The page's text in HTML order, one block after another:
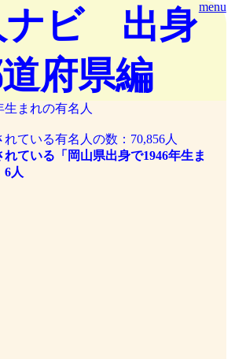
menu
ナビ 出身
府県編
生まれの有名人
ている有名人の数：70,856人
ている「岡山県出身で1946年生ま
6人